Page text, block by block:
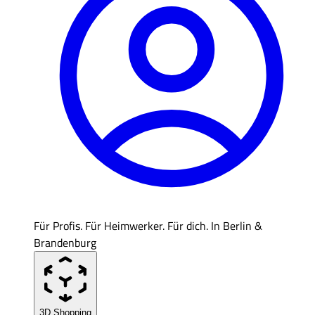
Für Profis. Für Heimwerker. Für dich. In Berlin &
Brandenburg
3D Shopping